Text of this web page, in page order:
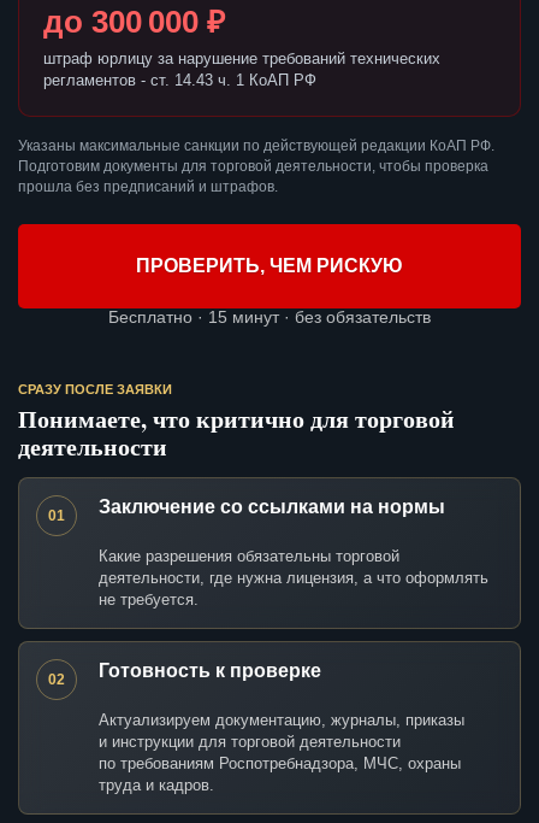
до 300 000 ₽
штраф юрлицу за нарушение требований технических
регламентов - ст. 14.43 ч. 1 КоАП РФ
Указаны максимальные санкции по действующей редакции КоАП РФ.
Подготовим документы для торговой деятельности, чтобы проверка
прошла без предписаний и штрафов.
ПРОВЕРИТЬ, ЧЕМ РИСКУЮ
Бесплатно · 15 минут · без обязательств
СРАЗУ ПОСЛЕ ЗАЯВКИ
Понимаете, что критично для торговой
деятельности
01 Заключение со ссылками на нормы
Какие разрешения обязательны торговой
деятельности, где нужна лицензия, а что оформлять
не требуется.
02 Готовность к проверке
Актуализируем документацию, журналы, приказы
и инструкции для торговой деятельности
по требованиям Роспотребнадзора, МЧС, охраны
труда и кадров.